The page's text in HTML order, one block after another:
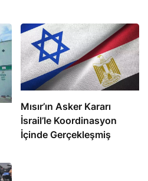
Mısır’ın Asker Kararı
İsrail’le Koordinasyon
İçinde Gerçekleşmiş